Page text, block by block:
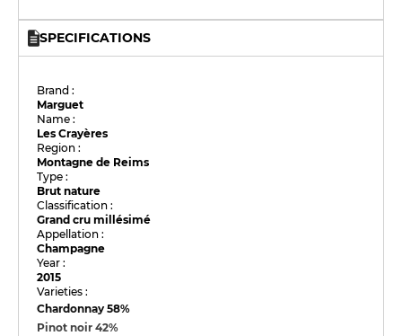
SPECIFICATIONS
Brand :
Marguet
Name :
Les Crayères
Region :
Montagne de Reims
Type :
Brut nature
Classification :
Grand cru millésimé
Appellation :
Champagne
Year :
2015
Varieties :
Chardonnay58%
Pinot noir42%